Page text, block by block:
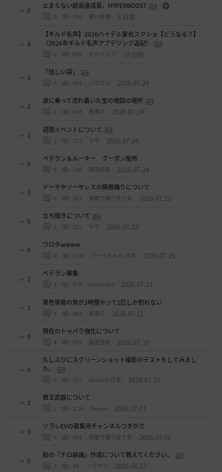
0
止まらない超高速成長、HYPERBOOST
0 930 黒い砂漠 6 日前
4
【ギルド名声】2026ハイデル宴会スクショ【どうなる？】
（2026年ギルド名声アプデリンク追記）
0 858 セルベリア 10 日前
1
「怪しい袋」
0 984 ノウワン 2026.07.24
2
波に乗って流れ着いた宝の地図の場所
2 898 倉庫の 2026.07.24
1
週間イベントについて
1 773 マサ 2026.07.24
0
ベテラン＆ルーキー クーポン配布
0 746 飛鳥雨音 2026.07.24
3
ドーサやソーサレスの無敵踊りについて
0 823 無敵で踊り狂う女 2026.07.23
0
立ち聞きについて
2 872 マサ 2026.07.23
0
ワロタwwww
0 1.1K ジークちゃん-日本 2026.07.15
2
ベテラン募集
2 878 sunanana 2026.07.11
1
黄色等級の魚が3時間やって1匹しか釣れない
1 964 倉庫の 2026.07.11
0
現在のトゥバラ強化について
4 933 福音使徒 2026.07.10
0
久しぶりにスクリーンショット撮影のテストをしてみまし
た。
0 757 shodori-日本 2026.07.10
2
君王武器について
2 1.2K Renon 2026.07.07
3
ソラレEVの募集用チャンネルつきがさ
0 924 無敵で踊り狂う女 2026.07.02
0
船の「チロ装備」作成について教えてください。
3 1K ノウワン 2026.06.27